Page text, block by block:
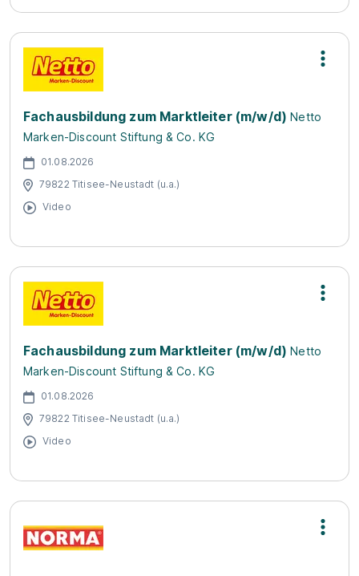
Fachausbildung zum Marktleiter (m/w/d) Netto
Marken-Discount Stiftung & Co. KG
01.08.2026
79822 Titisee-Neustadt (u.a.)
Video
Fachausbildung zum Marktleiter (m/w/d) Netto
Marken-Discount Stiftung & Co. KG
01.08.2026
79822 Titisee-Neustadt (u.a.)
Video